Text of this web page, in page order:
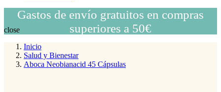
Gastos de envío gratuitos en compras
superiores a 50€
close
Inicio
Salud y Bienestar
Aboca Neobianacid 45 Cápsulas